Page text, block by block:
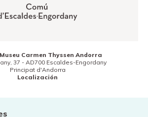
Museu Carmen Thyssen Andorra
37 - AD700 Escaldes-Engordany
Principat d'Andorra
Localización